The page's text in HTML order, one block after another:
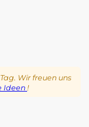
Wir freuen uns
Ideen !